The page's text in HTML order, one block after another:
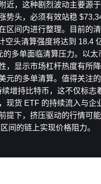
近，这种剧烈波动主要源
势头，必须有效站稳
区间内进行整理。目前的
空头清算强度将达到 18.4
多单面临清算压力。以
，显示市场杠杆热度有所
元的多单清算。值得关注
增持比特币，这不仅标志
现货 ETF 的持续流入与企
提下，挤压驱动的行情可
间的链上实现价格阻力。